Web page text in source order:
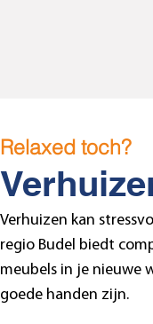
Relaxed toch?
Verhuizen kan
regio Budel biedt
meubels in je nieuwe
goede handen zijn.